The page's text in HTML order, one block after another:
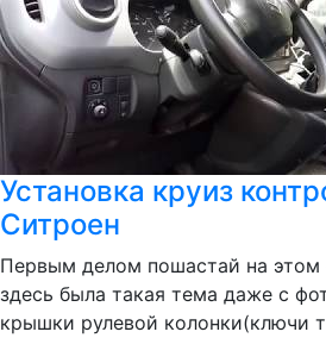
Установка круиз
Ситроен
Первым делом пошастай на
здесь была такая тема даже с
крышки рулевой колонки(ключи